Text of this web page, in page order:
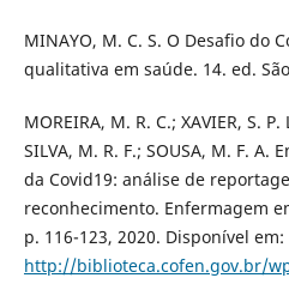
MINAYO, M. C. S. O Desafio do
qualitativa em saúde. 14. ed.
MOREIRA, M. R. C.; XAVIER, S.
SILVA, M. R. F.; SOUSA, M. F.
da Covid19: análise de
reconhecimento. Enfermagem
p. 116-123, 2020. Disponível em:
http://biblioteca.cofen.gov.br/